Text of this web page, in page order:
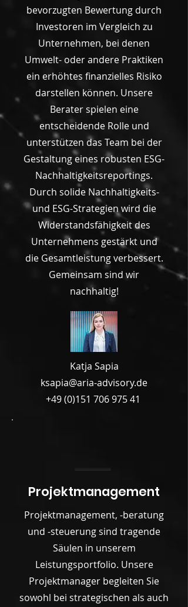
bevorzugten Bewertung durch
Investoren im Vergleich zu
Unternehmen, bei denen
Umwelt- oder andere Praktiken
ein erhöhtes finanzielles Risiko
darstellen können. Unsere
Berater spielen eine
entscheidende Rolle und
unterstützen das Team bei der
Gestaltung eines robusten ESG-
Nachhaltigkeitsreportings.
Durch solide Nachhaltigkeits-
und ESG-Strategien wird die
Widerstandsfähigkeit des
Unternehmens gestärkt und
die Gesamtleistung verbessert.
Gemeinsam sind wir
nachhaltig!
Katja Sapia
ksapia@aria-advisory.de
+49 (0)151 706 975 41
Projektmanagement
Projektmanagement, -beratung
und -steuerung sind tragende
Säulen in unserem
Leistungsportfolio. Unsere
Projektmanager begleiten Sie
sowohl bei strategischen als auch